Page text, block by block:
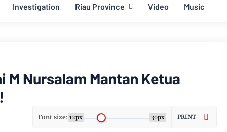
Investigation Riau Province Video Music
M Nursalam Mantan Ketua
Font size: 12px 30px PRINT